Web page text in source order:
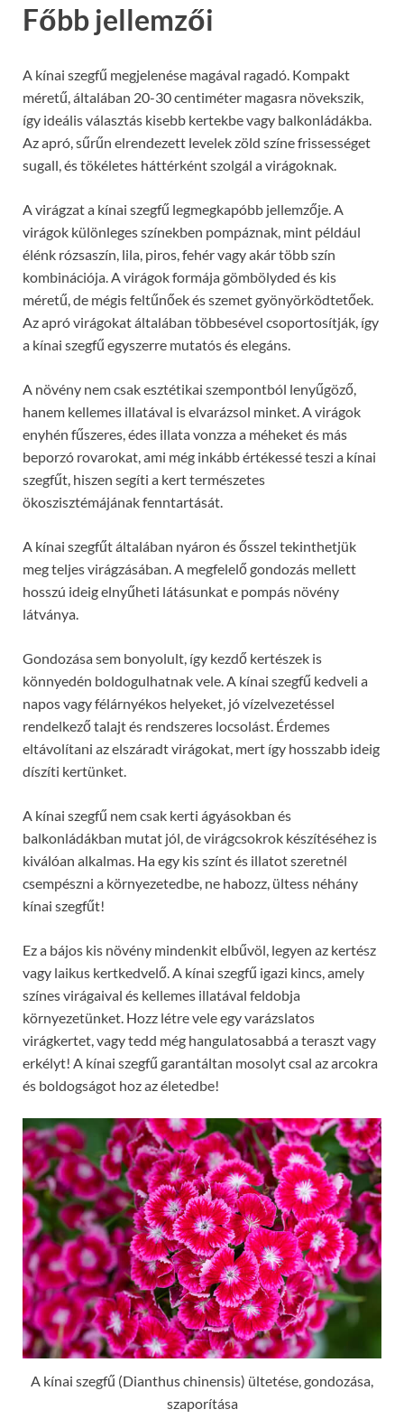
Főbb jellemzői
A kínai szegfű megjelenése magával ragadó. Kompakt
méretű, általában 20-30 centiméter magasra növekszik,
így ideális választás kisebb kertekbe vagy balkonládákba.
Az apró, sűrűn elrendezett levelek zöld színe frissességet
sugall, és tökéletes háttérként szolgál a virágoknak.
A virágzat a kínai szegfű legmegkapóbb jellemzője. A
virágok különleges színekben pompáznak, mint például
élénk rózsaszín, lila, piros, fehér vagy akár több szín
kombinációja. A virágok formája gömbölyded és kis
méretű, de mégis feltűnőek és szemet gyönyörködtetőek.
Az apró virágokat általában többesével csoportosítják, így
a kínai szegfű egyszerre mutatós és elegáns.
A növény nem csak esztétikai szempontból lenyűgöző,
hanem kellemes illatával is elvarázsol minket. A virágok
enyhén fűszeres, édes illata vonzza a méheket és más
beporzó rovarokat, ami még inkább értékessé teszi a kínai
szegfűt, hiszen segíti a kert természetes
ökoszisztémájának fenntartását.
A kínai szegfűt általában nyáron és ősszel tekinthetjük
meg teljes virágzásában. A megfelelő gondozás mellett
hosszú ideig elnyűheti látásunkat e pompás növény
látványa.
Gondozása sem bonyolult, így kezdő kertészek is
könnyedén boldogulhatnak vele. A kínai szegfű kedveli a
napos vagy félárnyékos helyeket, jó vízelvezetéssel
rendelkező talajt és rendszeres locsolást. Érdemes
eltávolítani az elszáradt virágokat, mert így hosszabb ideig
díszíti kertünket.
A kínai szegfű nem csak kerti ágyásokban és
balkonládákban mutat jól, de virágcsokrok készítéséhez is
kiválóan alkalmas. Ha egy kis színt és illatot szeretnél
csempészni a környezetedbe, ne habozz, ültess néhány
kínai szegfűt!
Ez a bájos kis növény mindenkit elbűvöl, legyen az kertész
vagy laikus kertkedvelő. A kínai szegfű igazi kincs, amely
színes virágaival és kellemes illatával feldobja
környezetünket. Hozz létre vele egy varázslatos
virágkertet, vagy tedd még hangulatosabbá a teraszt vagy
erkélyt! A kínai szegfű garantáltan mosolyt csal az arcokra
és boldogságot hoz az életedbe!
A kínai szegfű (Dianthus chinensis) ültetése, gondozása,
szaporítása